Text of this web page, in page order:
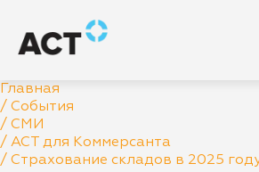
Главная
/ События
/ СМИ
/ АСТ для Коммерсанта
/ Страхование складов в 2025